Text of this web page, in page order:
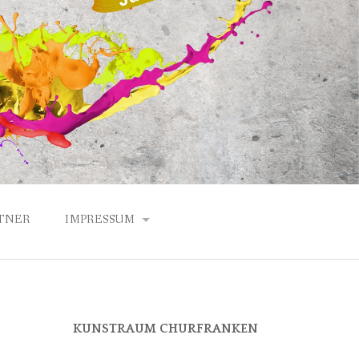
IMPRESSUM
DATENSCHUTZERKLÄRUNG
KUNSTRAUM CHURFRANKEN